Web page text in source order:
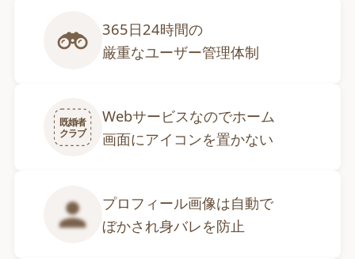
365日24時間の
厳重なユーザー管理体制
既婚者
クラブ
Webサービスなのでホーム
画面にアイコンを置かない
プロフィール画像は自動で
ぼかされ身バレを防止